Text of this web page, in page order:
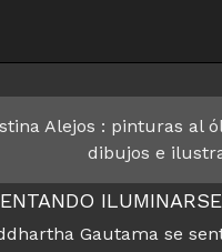
Alejos : pinturas al
dibujos e
Gautama se